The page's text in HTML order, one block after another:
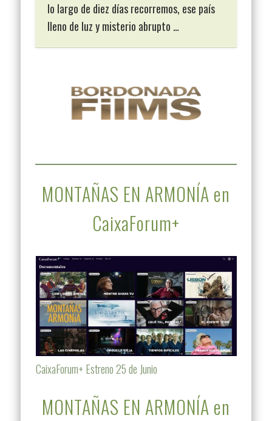
lo largo de diez días recorremos, ese país
lleno de luz y misterio abrupto …
MONTAÑAS EN ARMONÍA en
CaixaForum+
CaixaForum+ Estreno 25 de Junio
MONTAÑAS EN ARMONÍA en